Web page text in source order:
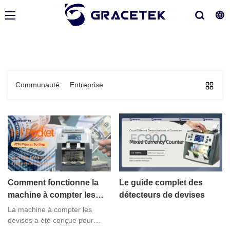
Communauté Entreprise
Comment fonctionne la
machine à compter les
devises ?
La machine à compter les
devises a été conçue pour
Le guide complet des
détecteurs de devises